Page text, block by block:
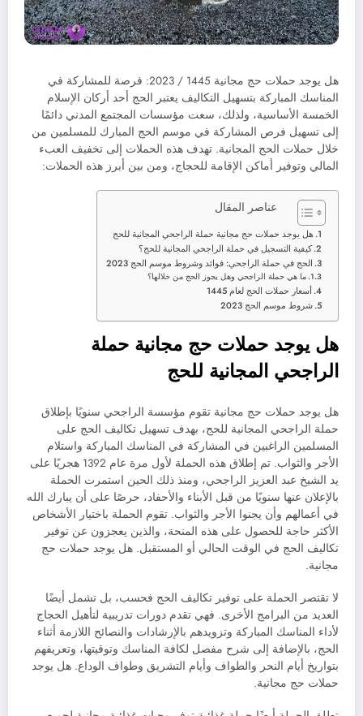
هل يوجد حملات حج مجانية 1445 / 2023: فرصة للمشاركة في
المناسك المباركة بتسهيل التكاليف يعتبر الحج أحد أركان الإسلام
الخمسة الأساسية، ولذلك، سعت مؤسسات المجتمع المدني دائمًا
إلى تسهيل فرص المشاركة في موسم الحج المبارك للمسلمين من
خلال حملات الحج المجانية. تهدف هذه الحملات إلى تخفيف العبء
المالي وتوفير أماكن الإقامة للحجاج، ومن بين أبرز هذه الحملات:
عناصر المقال
هل يوجد حملات حج مجانية حملة الراجحي المجانية للحج
كيفية التسجيل في حملة الراجحي المجانية للحج؟
الحج في حملة الراجحي: فوائد وشروط موسم الحج 2023
ما هي حملة الراجحي وهل يجوز الحج من خلالها؟
أسعار حملات الحج لعام 1445
شروط موسم الحج 2023
هل يوجد حملات حج مجانية حملة
الراجحي المجانية للحج
هل يوجد حملات حج مجانية تقوم مؤسسة الراجحي سنويًا بإطلاق
حملة الراجحي المجانية للحج، بهدف تسهيل تكاليف الحج على
المسلمين الراغبين في المشاركة في المناسك المباركة واستلام
الأجر والثواب. تم إطلاق هذه الحملة لأول مرة عام 1392 هجريًا على
يد الشيخ عبد العزيز الراجحي، ومنذ ذلك الحين استمرت الحملة
بالإعلان عنها سنويًا من قبل الأبناء والأحفاد، حرصًا على أن يبارك الله
في أعمالهم وأن يجنوا الأجر والثواب. تقوم الحملة باختيار الأشخاص
الأكثر حاجة للحصول على هذه المنحة، والذين يعجزون عن توفير
تكاليف الحج في الوقت الحالي أو المستقبل. هل يوجد حملات حج
مجانية.
لا تقتصر الحملة على توفير تكاليف الحج فحسب، بل تشمل أيضًا
العديد من البرامج الأخرى. فهي تقدم دورات تدريبية لتأهيل الحجاج
لأداء المناسك المباركة وتزويدهم بالإرشادات والنصائح اللازمة أثناء
الحج، بالإضافة إلى شرح مفصل لكافة المناسك وتوقيتها، وتعريفهم
بتواريخ أيام النحر والطواف وأيام التشريق وطواف الوداع. هل يوجد
حملات حج مجانية.